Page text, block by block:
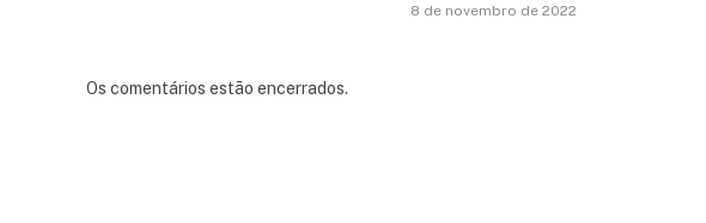
8 de novembro de 2022
Os comentários estão encerrados.